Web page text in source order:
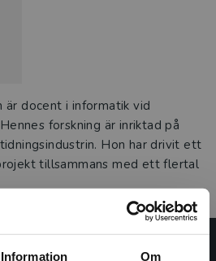
Information Om
är docent i informatik vid
forskning är inriktad på
Hon har drivit ett
tillsammans med ett flertal